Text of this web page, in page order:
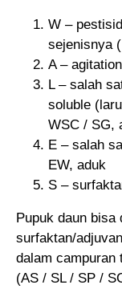
W –
sejenisnya
A –
L – salah
soluble
WSC / SG,
E – salah
EW, aduk
S –
Pupuk daun bisa
surfaktan/
dalam campuran
(AS / SL / SP /